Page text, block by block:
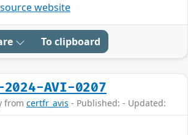
website
To clipboard
2024-AVI-0207
from certfr_avis - Published: - Updated: